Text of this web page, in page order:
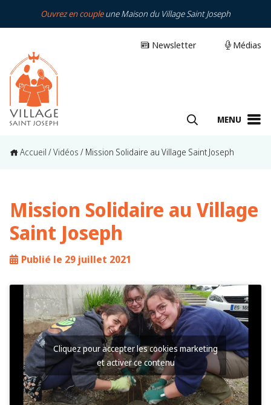
Ouvrez en coupleune Maison du Village Saint Joseph
Newsletter Médias
MENU
Accueil /Vidéos / Mission Solidaire au Village Saint Joseph
Mission Solidaire au Village
Saint Joseph
Publié le 29 juillet 2021
Cliquez pour accepter les cookies marketing
et activer ce contenu